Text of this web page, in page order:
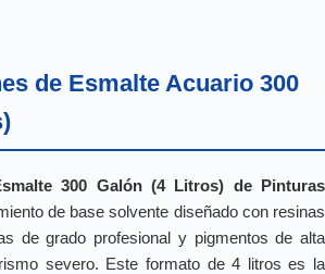
de Esmalte Acuario 300
300 Galón (4 Litros) de Pinturas
de base solvente diseñado con resinas
de grado profesional y pigmentos de alta
severo. Este formato de 4 litros es la